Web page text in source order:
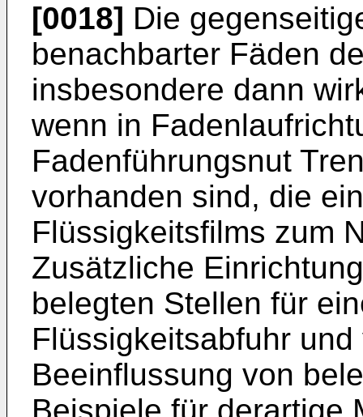
[0018] Die
benachbarter Fäden
insbesondere dann
wenn in
Fadenführungsnut
vorhanden sind, die
Flüssigkeitsfilms zum
Zusätzliche
belegten Stellen für
Flüssigkeitsabfuhr
Beeinflussung von